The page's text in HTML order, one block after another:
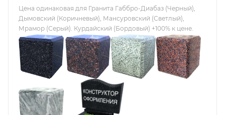
Цена одинаковая для Гранита Габбро-Диабаз (Черный),
Дымовский (Коричневый), Мансуровский (Светлый),
Мрамор (Серый). Курдайский (Бордовый) +100% к цене.